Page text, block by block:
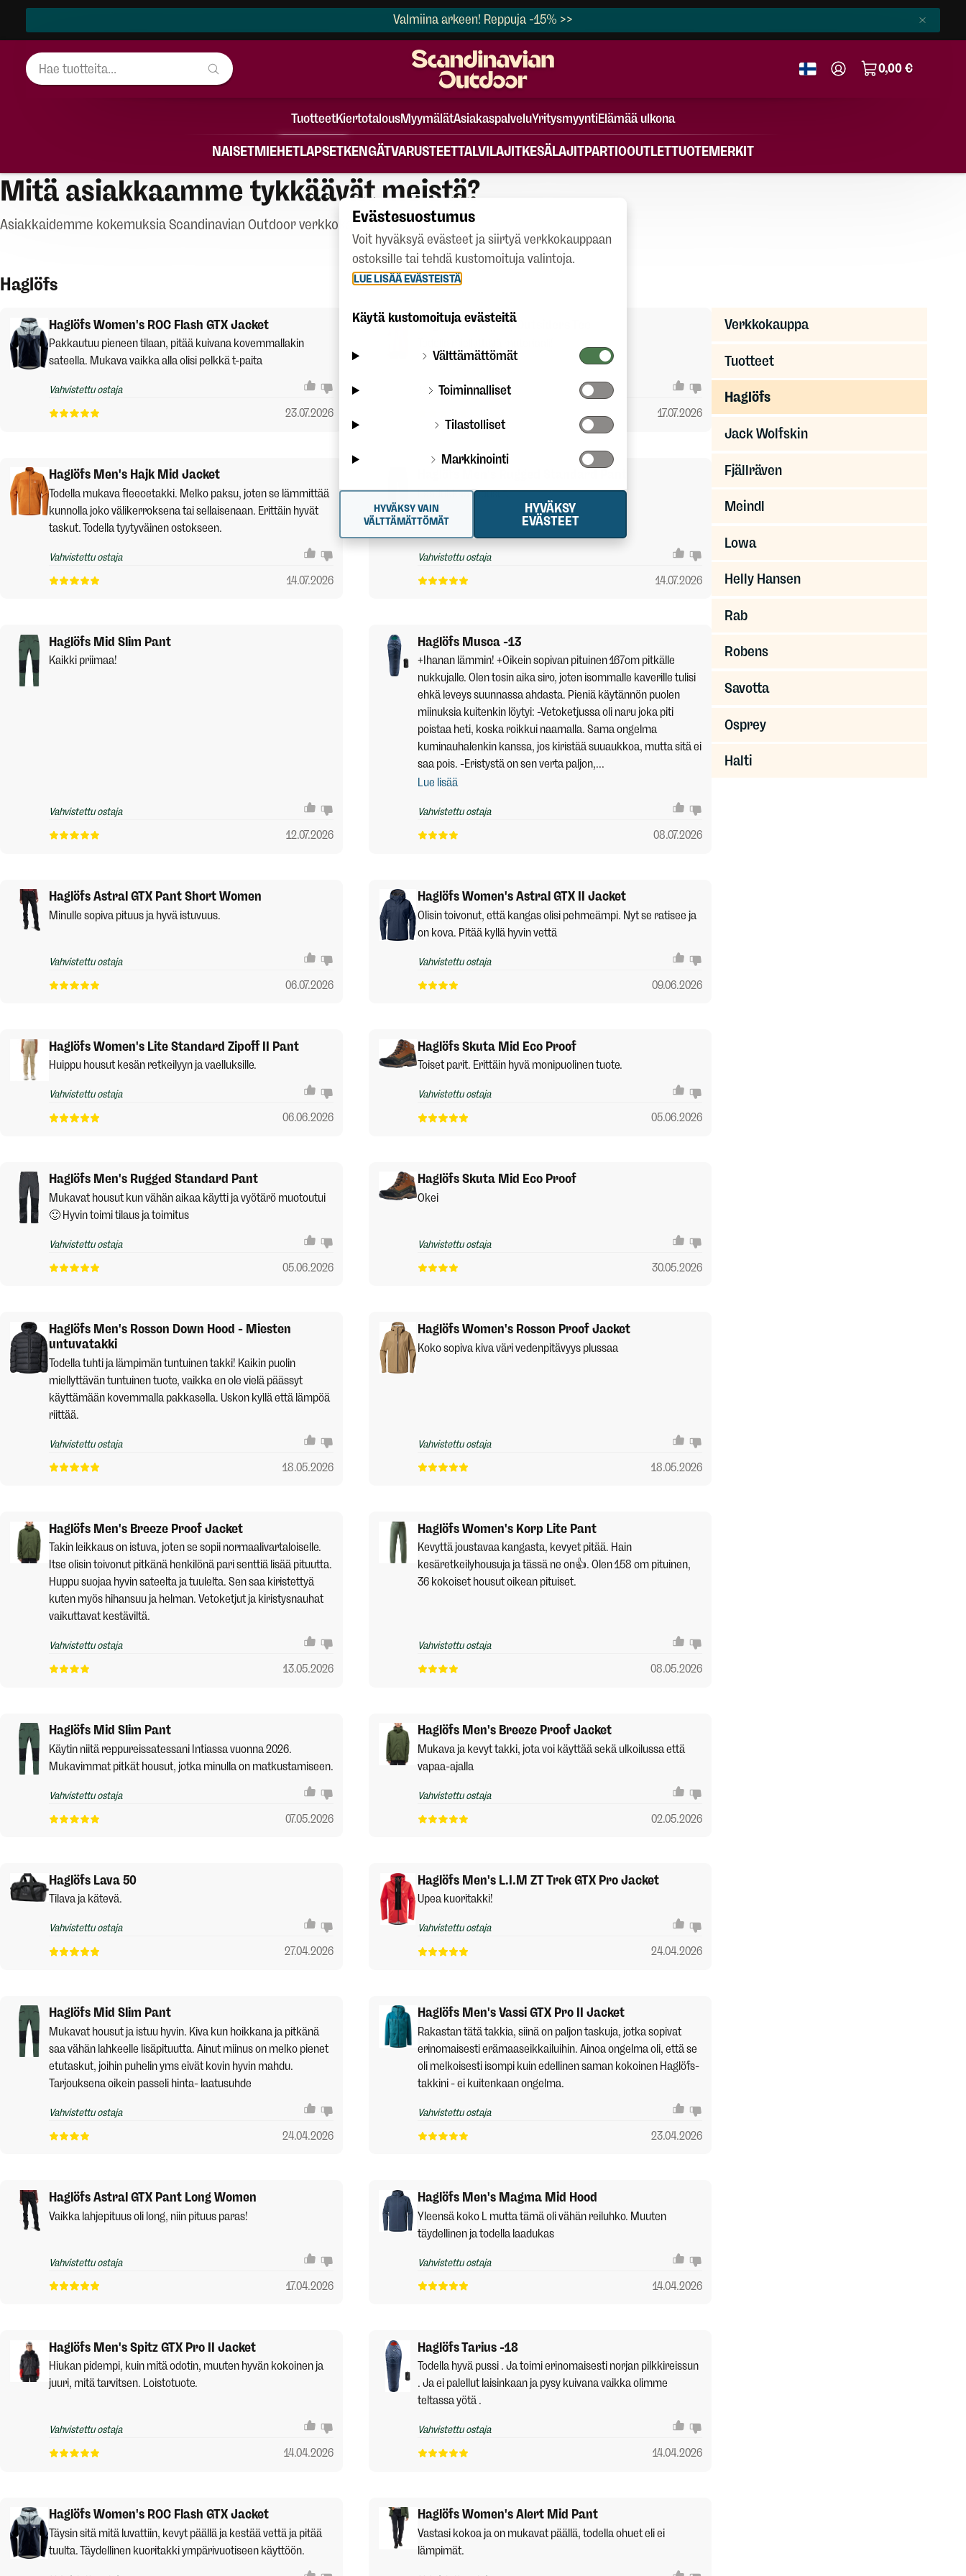
Valmiina arkeen! Reppuja -15% >>
0,00 €
TuotteetKiertotalousMyymälätAsiakaspalveluYritysmyyntiElämää ulkona
NAISETMIEHETLAPSETKENGÄTVARUSTEETTALVILAJITKESÄLAJITPARTIOOUTLETTUOTEMERKIT
Mitä asiakkaamme tykkäävät meistä?
Asiakkaidemme kokemuksia Scandinavian Outdoor verkkokaupasta ja tuotteista.
Haglöfs
Verkkokauppa
Tuotteet
Haglöfs
Jack Wolfskin
Fjällräven
Meindl
Lowa
Helly Hansen
Rab
Robens
Savotta
Osprey
Halti
Haglöfs Women's ROC Flash GTX Jacket
Pakkautuu pieneen tilaan, pitää kuivana kovemmallakin
sateella. Mukava vaikka alla olisi pelkkä t-paita
Vahvistettu ostaja
23.07.2026
Haglöfs Women's Outsiders Tee
Vahvistettu ostaja
17.07.2026
Haglöfs Men's Hajk Mid Jacket
Todella mukava fleecetakki. Melko paksu, joten se lämmittää
kunnolla joko välikerroksena tai sellaisenaan. Erittäin hyvät
taskut. Todella tyytyväinen ostokseen.
Vahvistettu ostaja
14.07.2026
Laadukkaat housut.
Vahvistettu ostaja
14.07.2026
Haglöfs Mid Slim Pant
Kaikki priimaa!
Vahvistettu ostaja
12.07.2026
Haglöfs Musca -13
+Ihanan lämmin! +Oikein sopivan pituinen 167cm pitkälle
nukkujalle. Olen tosin aika siro, joten isommalle kaverille tulisi
ehkä leveys suunnassa ahdasta. Pieniä käytännön puolen
miinuksia kuitenkin löytyi: -Vetoketjussa oli naru joka piti
poistaa heti, koska roikkui naamalla. Sama ongelma
kuminauhalenkin kanssa, jos kiristää suuaukkoa, mutta sitä ei
saa pois. -Eristystä on sen verta paljon,...
Lue lisää
Vahvistettu ostaja
08.07.2026
Haglöfs Astral GTX Pant Short Women
Minulle sopiva pituus ja hyvä istuvuus.
Vahvistettu ostaja
06.07.2026
Haglöfs Women's Astral GTX II Jacket
Olisin toivonut, että kangas olisi pehmeämpi. Nyt se ratisee ja
on kova. Pitää kyllä hyvin vettä
Vahvistettu ostaja
09.06.2026
Haglöfs Women's Lite Standard Zipoff II Pant
Huippu housut kesän retkeilyyn ja vaelluksille.
Vahvistettu ostaja
06.06.2026
Haglöfs Skuta Mid Eco Proof
Toiset parit. Erittäin hyvä monipuolinen tuote.
Vahvistettu ostaja
05.06.2026
Haglöfs Men's Rugged Standard Pant
Mukavat housut kun vähän aikaa käytti ja vyötärö muotoutui
🙂 Hyvin toimi tilaus ja toimitus
Vahvistettu ostaja
05.06.2026
Haglöfs Skuta Mid Eco Proof
Okei
Vahvistettu ostaja
30.05.2026
Haglöfs Men's Rosson Down Hood - Miesten
untuvatakki
Todella tuhti ja lämpimän tuntuinen takki! Kaikin puolin
miellyttävän tuntuinen tuote, vaikka en ole vielä päässyt
käyttämään kovemmalla pakkasella. Uskon kyllä että lämpöä
riittää.
Vahvistettu ostaja
18.05.2026
Haglöfs Women's Rosson Proof Jacket
Koko sopiva kiva väri vedenpitävyys plussaa
Vahvistettu ostaja
18.05.2026
Haglöfs Men's Breeze Proof Jacket
Takin leikkaus on istuva, joten se sopii normaalivartaloiselle.
Itse olisin toivonut pitkänä henkilönä pari senttiä lisää pituutta.
Huppu suojaa hyvin sateelta ja tuulelta. Sen saa kiristettyä
kuten myös hihansuu ja helman. Vetoketjut ja kiristysnauhat
vaikuttavat kestäviltä.
Vahvistettu ostaja
13.05.2026
Haglöfs Women's Korp Lite Pant
Kevyttä joustavaa kangasta, kevyet pitää. Hain
kesäretkeilyhousuja ja tässä ne on👍. Olen 158 cm pituinen,
36 kokoiset housut oikean pituiset.
Vahvistettu ostaja
08.05.2026
Haglöfs Mid Slim Pant
Käytin niitä reppureissatessani Intiassa vuonna 2026.
Mukavimmat pitkät housut, jotka minulla on matkustamiseen.
Vahvistettu ostaja
07.05.2026
Haglöfs Men's Breeze Proof Jacket
Mukava ja kevyt takki, jota voi käyttää sekä ulkoilussa että
vapaa-ajalla
Vahvistettu ostaja
02.05.2026
Haglöfs Lava 50
Tilava ja kätevä.
Vahvistettu ostaja
27.04.2026
Haglöfs Men's L.I.M ZT Trek GTX Pro Jacket
Upea kuoritakki!
Vahvistettu ostaja
24.04.2026
Haglöfs Mid Slim Pant
Mukavat housut ja istuu hyvin. Kiva kun hoikkana ja pitkänä
saa vähän lahkeelle lisäpituutta. Ainut miinus on melko pienet
etutaskut, joihin puhelin yms eivät kovin hyvin mahdu.
Tarjouksena oikein passeli hinta- laatusuhde
Vahvistettu ostaja
24.04.2026
Haglöfs Men's Vassi GTX Pro II Jacket
Rakastan tätä takkia, siinä on paljon taskuja, jotka sopivat
erinomaisesti erämaaseikkailuihin. Ainoa ongelma oli, että se
oli melkoisesti isompi kuin edellinen saman kokoinen Haglöfs-
takkini - ei kuitenkaan ongelma.
Vahvistettu ostaja
23.04.2026
Haglöfs Astral GTX Pant Long Women
Vaikka lahjepituus oli long, niin pituus paras!
Vahvistettu ostaja
17.04.2026
Haglöfs Men's Magma Mid Hood
Yleensä koko L mutta tämä oli vähän reiluhko. Muuten
täydellinen ja todella laadukas
Vahvistettu ostaja
14.04.2026
Haglöfs Men's Spitz GTX Pro II Jacket
Hiukan pidempi, kuin mitä odotin, muuten hyvän kokoinen ja
juuri, mitä tarvitsen. Loistotuote.
Vahvistettu ostaja
14.04.2026
Haglöfs Tarius -18
Todella hyvä pussi . Ja toimi erinomaisesti norjan pilkkireissun
. Ja ei palellut laisinkaan ja pysy kuivana vaikka olimme
teltassa yötä .
Vahvistettu ostaja
14.04.2026
Haglöfs Women's ROC Flash GTX Jacket
Täysin sitä mitä luvattiin, kevyt päällä ja kestää vettä ja pitää
tuulta. Täydellinen kuoritakki ympärivuotiseen käyttöön.
Haglöfs Women's Alert Mid Pant
Vastasi kokoa ja on mukavat päällä, todella ohuet eli ei
lämpimät.
Evästesuostumus
Voit hyväksyä evästeet ja siirtyä verkkokauppaan
ostoksille tai tehdä kustomoituja valintoja.
LUE LISÄÄ EVÄSTEISTÄ
Käytä kustomoituja evästeitä
Välttämättömät
Toiminnalliset
Tilastolliset
Markkinointi
HYVÄKSY
EVÄSTEET
HYVÄKSY VAIN
VÄLTTÄMÄTTÖMÄT